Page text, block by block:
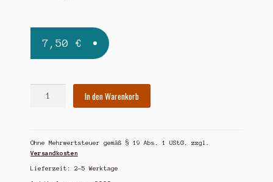
7,50 €
In den Warenkorb
Ohne Mehrwertsteuer gemäß § 19 Abs. 1 UStG.
zzgl.
Versandkosten
Lieferzeit: 2-5 Werktage